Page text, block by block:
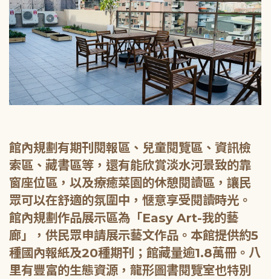
館內規劃有期刊閱報區、兒童閱覽區、資訊檢
索區、藏書區等，還有能欣賞淡水河景致的靠
窗座位區，以及療癒菜園的休憩閱讀區，讓民
眾可以在舒適的氛圍中，愜意享受閱讀時光。
館內規劃作品展示區為「Easy Art-我的藝
廊」，供民眾申請展示藝文作品。本館提供約5
種國內報紙及20種期刊；館藏量逾1.8萬冊。八
里有豐富的生態資源，龍形圖書閱覽室也特別